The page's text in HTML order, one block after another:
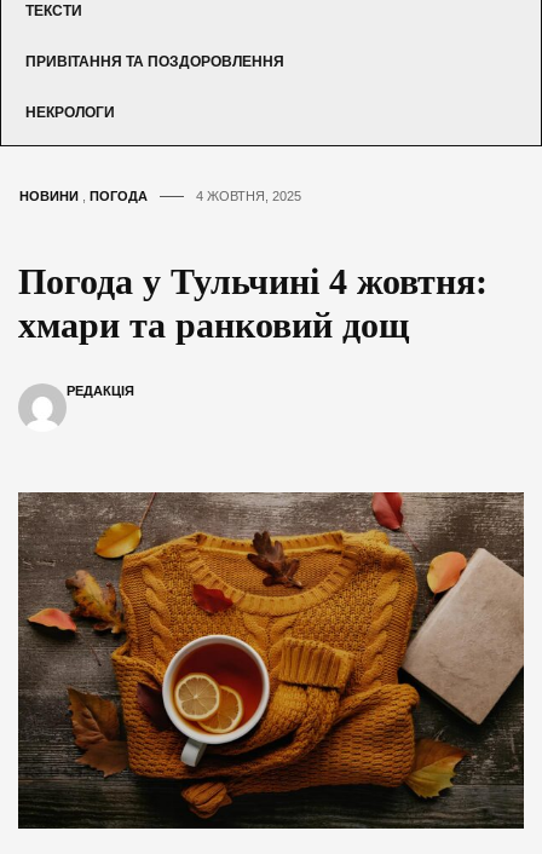
ТЕКСТИ
ПРИВІТАННЯ ТА ПОЗДОРОВЛЕННЯ
НЕКРОЛОГИ
НОВИНИ ПОГОДА 4 ЖОВТНЯ, 2025
Погода у Тульчині 4 жовтня:
хмари та ранковий дощ
РЕДАКЦІЯ